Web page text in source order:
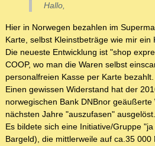
Hallo,
Hier in Norwegen bezahlen im
Karte, selbst Kleinstbeträge wie mir ein
Die neueste Entwicklung ist "shop
COOP, wo man die Waren selbst
personalfreien Kasse per Karte
Einen gewissen Widerstand hat der
norwegischen Bank DNBnor
nächsten Jahre "auszufasen" ausgelöst.
Es bildete sich eine Initiative/Gruppe
Bargeld), die mittlerweile auf ca.35 000